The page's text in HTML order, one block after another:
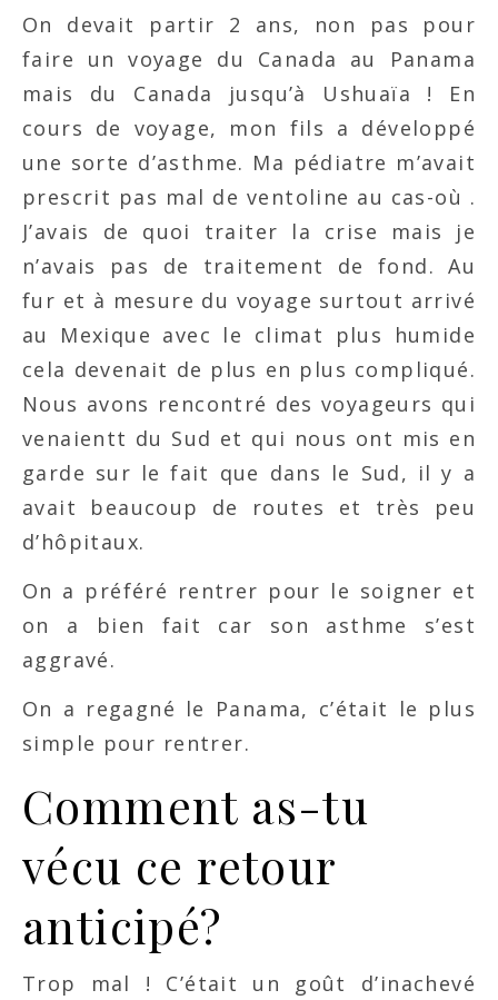
On devait partir 2 ans, non pas pour
faire un voyage du Canada au Panama
mais du Canada jusqu’à Ushuaïa ! En
cours de voyage, mon fils a développé
une sorte d’asthme. Ma pédiatre m’avait
prescrit pas mal de ventoline au cas-où .
J’avais de quoi traiter la crise mais je
n’avais pas de traitement de fond. Au
fur et à mesure du voyage surtout arrivé
au Mexique avec le climat plus humide
cela devenait de plus en plus compliqué.
Nous avons rencontré des voyageurs qui
venaientt du Sud et qui nous ont mis en
garde sur le fait que dans le Sud, il y a
avait beaucoup de routes et très peu
d’hôpitaux.
On a préféré rentrer pour le soigner et
on a bien fait car son asthme s’est
aggravé.
On a regagné le Panama, c’était le plus
simple pour rentrer.
Comment as-tu
vécu ce retour
anticipé?
Trop mal ! C’était un goût d’inachevé